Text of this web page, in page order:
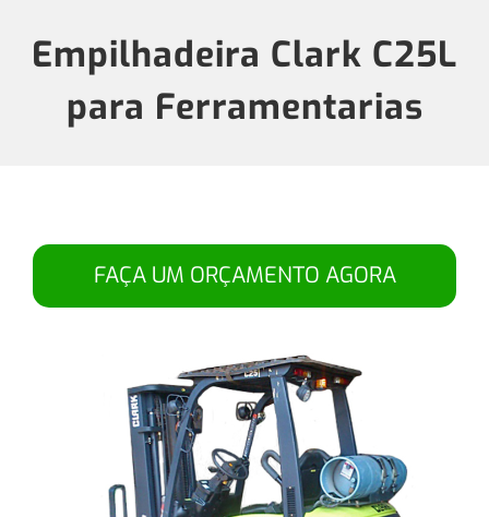
Empilhadeira Clark C25L
para Ferramentarias
FAÇA UM ORÇAMENTO AGORA